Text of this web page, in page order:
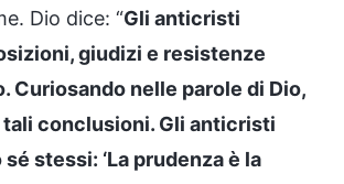
Dio dice: “Gli anticristi
giudizi e resistenze
Curiosando nelle parole di Dio,
tali conclusioni. Gli anticristi
stessi: ‘La prudenza è la